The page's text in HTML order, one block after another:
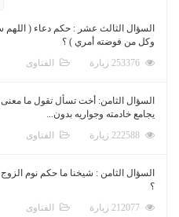
السؤال الثالث عشر : حكم دعاء ( اللهم
وكل من فوضته أمري ) ؟
الفتاوى
السؤال الثامن: أخت تسأل تقول ما
يجامع خادمته وجواريه بدون...
الفتاوى
السؤال الثامن : شيخنا ما حكم نوم
؟
الفتاوى